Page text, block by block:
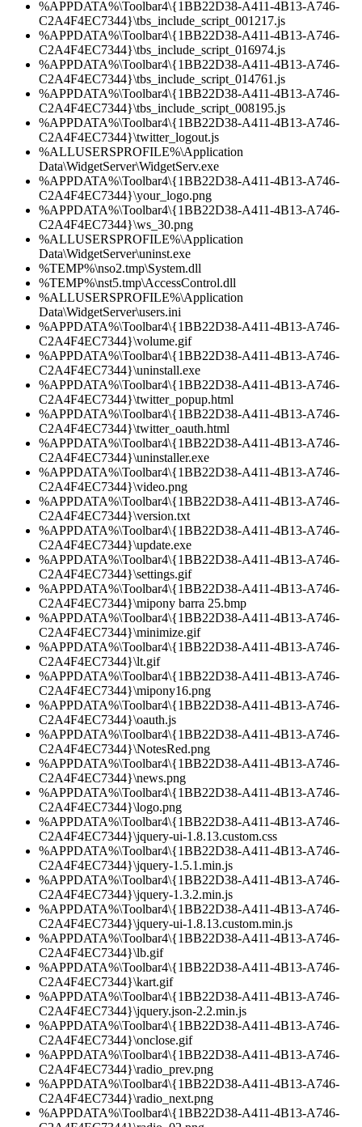
%APPDATA%\Toolbar4\{1BB22D38-A411-4B13-A746-
C2A4F4EC7344}\tbs_include_script_001217.js
%APPDATA%\Toolbar4\{1BB22D38-A411-4B13-A746-
C2A4F4EC7344}\tbs_include_script_016974.js
%APPDATA%\Toolbar4\{1BB22D38-A411-4B13-A746-
C2A4F4EC7344}\tbs_include_script_014761.js
%APPDATA%\Toolbar4\{1BB22D38-A411-4B13-A746-
C2A4F4EC7344}\tbs_include_script_008195.js
%APPDATA%\Toolbar4\{1BB22D38-A411-4B13-A746-
C2A4F4EC7344}\twitter_logout.js
%ALLUSERSPROFILE%\Application
Data\WidgetServer\WidgetServ.exe
%APPDATA%\Toolbar4\{1BB22D38-A411-4B13-A746-
C2A4F4EC7344}\your_logo.png
%APPDATA%\Toolbar4\{1BB22D38-A411-4B13-A746-
C2A4F4EC7344}\ws_30.png
%ALLUSERSPROFILE%\Application
Data\WidgetServer\uninst.exe
%TEMP%\nso2.tmp\System.dll
%TEMP%\nst5.tmp\AccessControl.dll
%ALLUSERSPROFILE%\Application
Data\WidgetServer\users.ini
%APPDATA%\Toolbar4\{1BB22D38-A411-4B13-A746-
C2A4F4EC7344}\volume.gif
%APPDATA%\Toolbar4\{1BB22D38-A411-4B13-A746-
C2A4F4EC7344}\uninstall.exe
%APPDATA%\Toolbar4\{1BB22D38-A411-4B13-A746-
C2A4F4EC7344}\twitter_popup.html
%APPDATA%\Toolbar4\{1BB22D38-A411-4B13-A746-
C2A4F4EC7344}\twitter_oauth.html
%APPDATA%\Toolbar4\{1BB22D38-A411-4B13-A746-
C2A4F4EC7344}\uninstaller.exe
%APPDATA%\Toolbar4\{1BB22D38-A411-4B13-A746-
C2A4F4EC7344}\video.png
%APPDATA%\Toolbar4\{1BB22D38-A411-4B13-A746-
C2A4F4EC7344}\version.txt
%APPDATA%\Toolbar4\{1BB22D38-A411-4B13-A746-
C2A4F4EC7344}\update.exe
%APPDATA%\Toolbar4\{1BB22D38-A411-4B13-A746-
C2A4F4EC7344}\settings.gif
%APPDATA%\Toolbar4\{1BB22D38-A411-4B13-A746-
C2A4F4EC7344}\mipony barra 25.bmp
%APPDATA%\Toolbar4\{1BB22D38-A411-4B13-A746-
C2A4F4EC7344}\minimize.gif
%APPDATA%\Toolbar4\{1BB22D38-A411-4B13-A746-
C2A4F4EC7344}\lt.gif
%APPDATA%\Toolbar4\{1BB22D38-A411-4B13-A746-
C2A4F4EC7344}\mipony16.png
%APPDATA%\Toolbar4\{1BB22D38-A411-4B13-A746-
C2A4F4EC7344}\oauth.js
%APPDATA%\Toolbar4\{1BB22D38-A411-4B13-A746-
C2A4F4EC7344}\NotesRed.png
%APPDATA%\Toolbar4\{1BB22D38-A411-4B13-A746-
C2A4F4EC7344}\news.png
%APPDATA%\Toolbar4\{1BB22D38-A411-4B13-A746-
C2A4F4EC7344}\logo.png
%APPDATA%\Toolbar4\{1BB22D38-A411-4B13-A746-
C2A4F4EC7344}\jquery-ui-1.8.13.custom.css
%APPDATA%\Toolbar4\{1BB22D38-A411-4B13-A746-
C2A4F4EC7344}\jquery-1.5.1.min.js
%APPDATA%\Toolbar4\{1BB22D38-A411-4B13-A746-
C2A4F4EC7344}\jquery-1.3.2.min.js
%APPDATA%\Toolbar4\{1BB22D38-A411-4B13-A746-
C2A4F4EC7344}\jquery-ui-1.8.13.custom.min.js
%APPDATA%\Toolbar4\{1BB22D38-A411-4B13-A746-
C2A4F4EC7344}\lb.gif
%APPDATA%\Toolbar4\{1BB22D38-A411-4B13-A746-
C2A4F4EC7344}\kart.gif
%APPDATA%\Toolbar4\{1BB22D38-A411-4B13-A746-
C2A4F4EC7344}\jquery.json-2.2.min.js
%APPDATA%\Toolbar4\{1BB22D38-A411-4B13-A746-
C2A4F4EC7344}\onclose.gif
%APPDATA%\Toolbar4\{1BB22D38-A411-4B13-A746-
C2A4F4EC7344}\radio_prev.png
%APPDATA%\Toolbar4\{1BB22D38-A411-4B13-A746-
C2A4F4EC7344}\radio_next.png
%APPDATA%\Toolbar4\{1BB22D38-A411-4B13-A746-